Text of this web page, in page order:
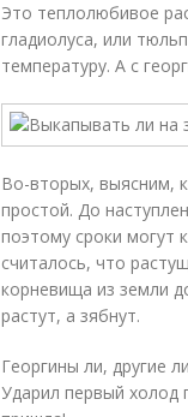
Это теплолюбивое
гладиолуса, или
температуру. А с
Во-вторых, выясним,
простой. До
поэтому сроки могут
считалось, что
корневища из земли
растут, а зябнут.
Георгины ли, другие
Ударил первый холод